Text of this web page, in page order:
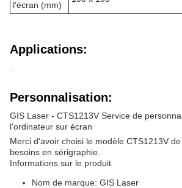
l'écran (mm)
Applications:
Personnalisation:
GIS Laser - CTS1213V Service de
l'ordinateur sur écran
Merci d'avoir choisi le modèle CTS1213V
besoins en sérigraphie.
Informations sur le produit
Nom de marque: GIS Laser